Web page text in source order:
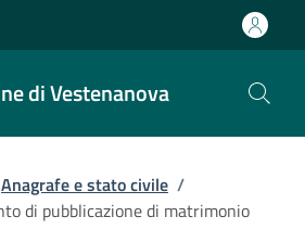
di Vestenanova
Anagrafe e stato civile /
di pubblicazione di matrimonio